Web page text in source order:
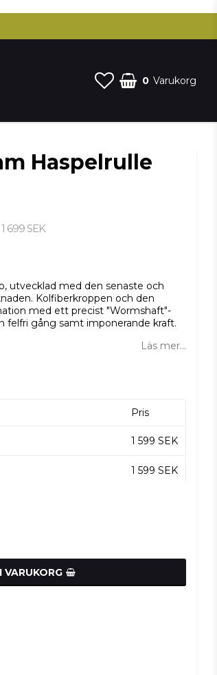
0 Varukorg
Haspelrulle
1 699 SEK
utvecklad med den senaste och
Kolfiberkroppen och den
med ett precist "Wormshaft"-
felfri gång samt imponerande kraft.
Läs mer...
Pris
1 599 SEK
1 599 SEK
VARUKORG